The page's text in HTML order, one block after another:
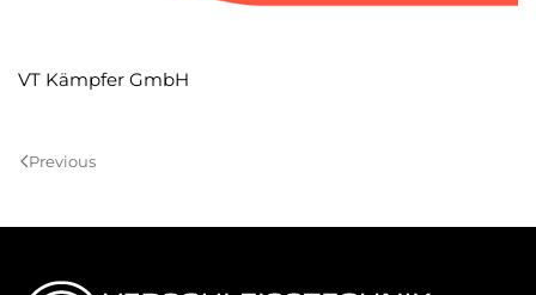
VT Kämpfer GmbH
Previous